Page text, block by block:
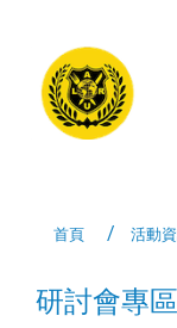
首頁 活動
研討會專區